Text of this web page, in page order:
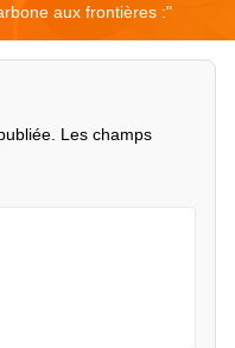
aux frontières :"
Les champs